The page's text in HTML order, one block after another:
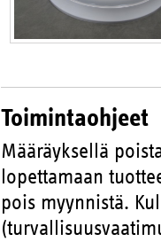
Toimintaohjeet
Määräyksellä
lopettamaan
pois myynnistä.